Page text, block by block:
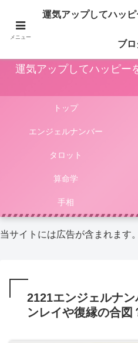
占いや風水、気学やパワーストーン等
豊かにしてくれます。このサイトでは
運気アップしてハッピー
トップ
エンジェルナンバー
タロット
算命学
手相
当サイトには広告が含まれます。
2121エンジェルナ
ンレイや復縁の合図
メニュー
運気アップしてハッ
ブ